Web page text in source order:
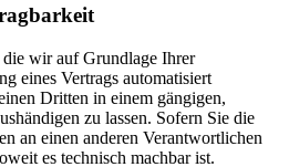
die wir auf Grundlage Ihrer
eines Vertrags automatisiert
Dritten in einem gängigen,
zu lassen. Sofern Sie die
an einen anderen Verantwortlichen
es technisch machbar ist.